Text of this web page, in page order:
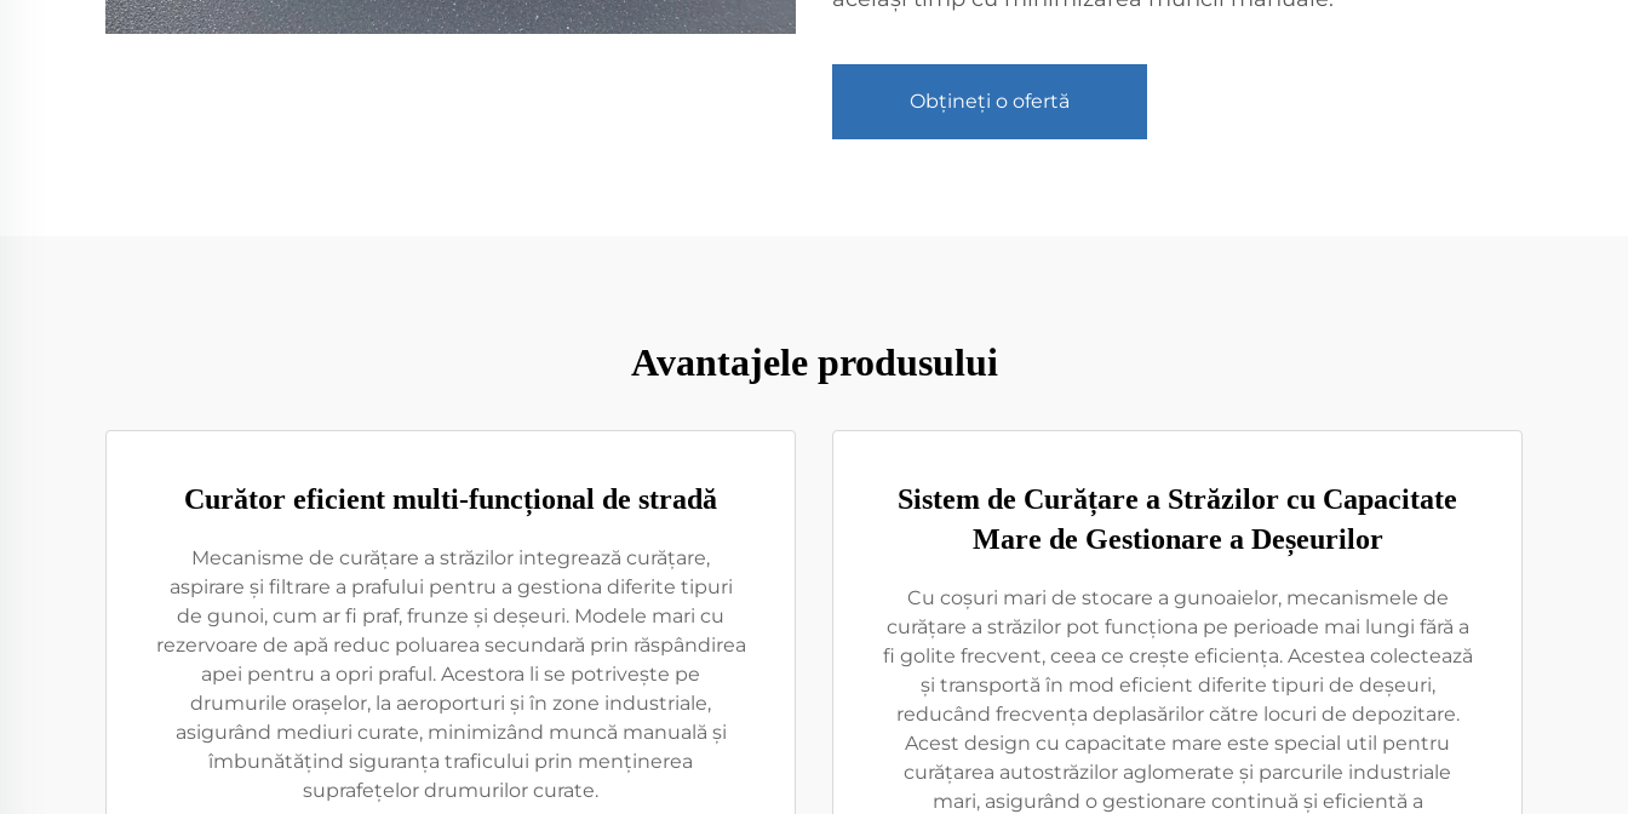
Obțineți o ofertă
Avantajele produsului
Curător eficient multi-funcțional de stradă
Mecanisme de curățare a străzilor integrează curățare,
aspirare și filtrare a prafului pentru a gestiona diferite tipuri
de gunoi, cum ar fi praf, frunze și deșeuri. Modele mari cu
rezervoare de apă reduc poluarea secundară prin răspândirea
apei pentru a opri praful. Acestora li se potrivește pe
drumurile orașelor, la aeroporturi și în zone industriale,
asigurând mediuri curate, minimizând muncă manuală și
îmbunătățind siguranța traficului prin menținerea
suprafețelor drumurilor curate.
Sistem de Curățare a Străzilor cu Capacitate
Mare de Gestionare a Deșeurilor
Cu coșuri mari de stocare a gunoaielor, mecanismele de
curățare a străzilor pot funcționa pe perioade mai lungi fără a
fi golite frecvent, ceea ce crește eficiența. Acestea colectează
și transportă în mod eficient diferite tipuri de deșeuri,
reducând frecvența deplasărilor către locuri de depozitare.
Acest design cu capacitate mare este special util pentru
curățarea autostrăzilor aglomerate și parcurile industriale
mari, asigurând o gestionare continuă și eficientă a